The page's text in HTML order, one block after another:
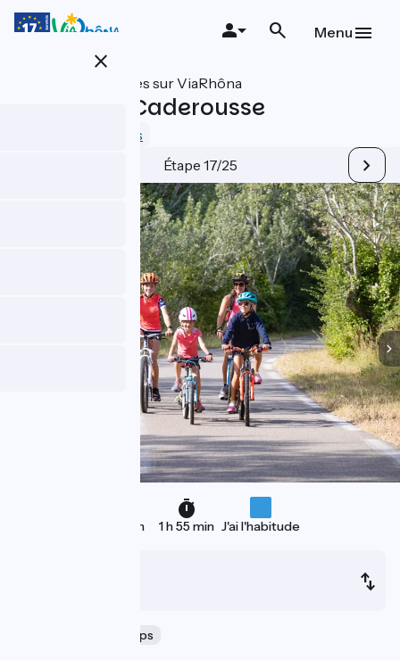
Aller
close
Menu
Toutes les étapes sur ViaRhôna
Lapalud à Caderousse
Voir 5 avis
Étape 17/25
29 km 1 h 55 min J'ai l'habitude
Voyage dans le temps